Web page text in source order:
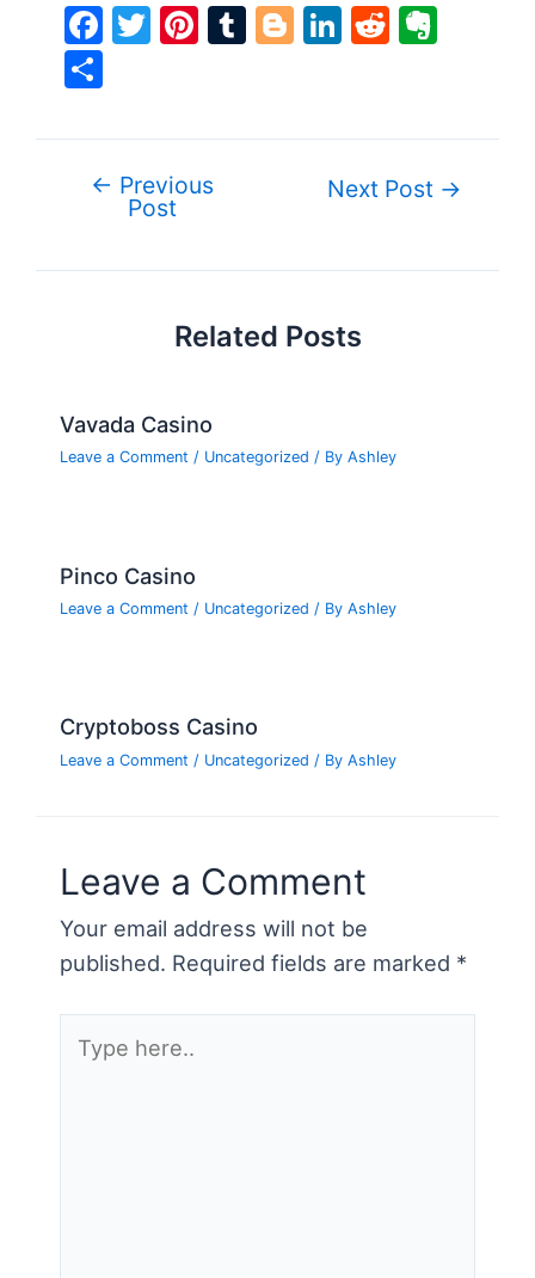
F
e
b
T
er
Pi
e
st
T
bl
Bl
g
er
Li
e
dI
R
di
t
n
ot
ar
e
navigation
← Previous
Post
Next Post →
Related Posts
Vavada Casino
Leave a Comment / Uncategorized / By Ashley
Pinco Casino
Leave a Comment / Uncategorized / By Ashley
Cryptoboss Casino
Leave a Comment / Uncategorized / By Ashley
Leave a Comment
Your email address will not be
published. Required fields are marked *
here..